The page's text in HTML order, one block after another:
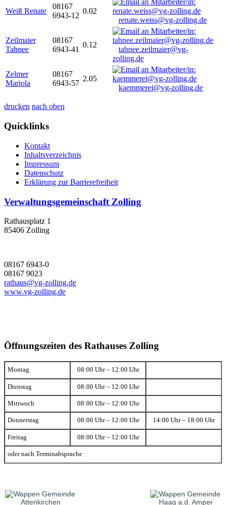
Weiß Renate
08167
6943-12
0.02
renate.weiss@vg-zolling.de
Zeilmaier
Tahnee
08167
6943-41
0.12
tahnee.zeilmaier@vg-
zolling.de
Zelmer
Mariola
08167
6943-57
2.05
kaemmerei@vg-zolling.de
drucken nach oben
Quicklinks
Kontakt
Inhaltsverzeichnis
Impressum
Datenschutz
Erklärung zur Barrierefreiheit
Verwaltungsgemeinschaft Zolling
Rathausplatz 1
85406 Zolling
08167 6943-0
08167 9023
rathaus@vg-zolling.de
www.vg-zolling.de
Öffnungszeiten des Rathauses Zolling
Montag 08:00 Uhr – 12:00 Uhr
Dienstag 08:00 Uhr – 12:00 Uhr
Mittwoch 08:00 Uhr – 12:00 Uhr
Donnerstag 08:00 Uhr – 12:00 Uhr 14:00 Uhr – 18:00 Uhr
Freitag 08:00 Uhr – 12:00 Uhr
oder nach Terminabsprache